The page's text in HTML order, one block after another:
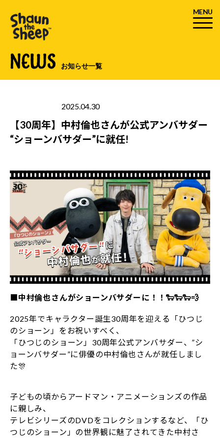
MENU
NEWS お知らせ一覧
2025.04.30
【30周年】中村倫也さんが公式アンバサダー
“ショーンバサダー”に就任!
■中村倫也さんがショーンバサダーに！！🐑🐑🐑💨
2025年でキャラクター誕生30周年を迎える「ひつじ
のショーン」をお祝いすべく、
「ひつじのショーン」30周年公式アンバサダー、”シ
ョーンバサダー”に俳優の中村倫也さんが就任しまし
た🎊
子どもの頃からアードマン・アニメーションズの作品
に親しみ、
テレビシリーズのDVDをコレクションするなど、「ひ
つじのショーン」の世界観に魅了されてきた中村さ